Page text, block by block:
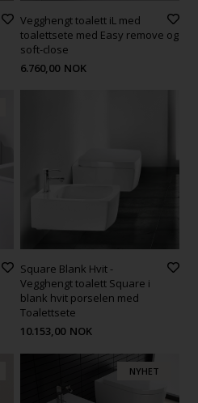
Vegghengt toalett iL med
toalettsete med Easy remove og
soft-close
6.760,00 NOK
Square Blank Hvit -
Vegghengt toalett Square i
blank hvit porselen med
Toalettsete
10.153,00 NOK
NYHET